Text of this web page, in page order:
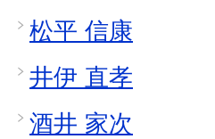
松平 信康
井伊 直孝
酒井 家次